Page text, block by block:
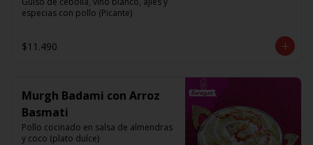
especias con pollo (Picante)
$11.490
Murgh Badami con Arroz
Basmati
Pollo cocinado en salsa de almendras
y coco (plato dulce)